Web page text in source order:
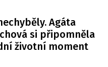
Agáta
si připomněla
životní moment